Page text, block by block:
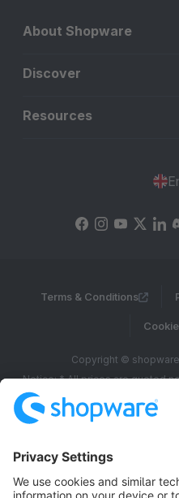
About Shopware
Discover
Resources
Terms & Conditions
Copyright ©
Notice: * All prices are quoted